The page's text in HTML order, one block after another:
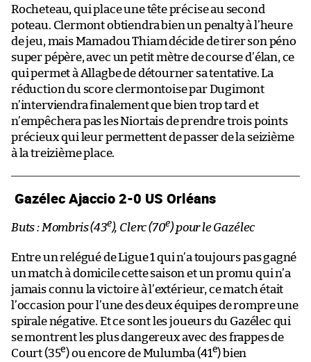
Rocheteau, qui place une tête précise au second
poteau. Clermont obtiendra bien un penalty à l’heure
de jeu, mais Mamadou Thiam décide de tirer son péno
super pépère, avec un petit mètre de course d’élan, ce
qui permet à Allagbe de détourner sa tentative. La
réduction du score clermontoise par Dugimont
n’interviendra finalement que bien trop tard et
n’empêchera pas les Niortais de prendre trois points
précieux qui leur permettent de passer de la seizième
à la treizième place.
Gazélec Ajaccio 2-0 US Orléans
Buts : Mombris (43e), Clerc (70e) pour le Gazélec
Entre un relégué de Ligue 1 qui n’a toujours pas gagné
un match à domicile cette saison et un promu qui n’a
jamais connu la victoire à l’extérieur, ce match était
l’occasion pour l’une des deux équipes de rompre une
spirale négative. Et ce sont les joueurs du Gazélec qui
se montrent les plus dangereux avec des frappes de
Court (35e) ou encore de Mulumba (41e) bien